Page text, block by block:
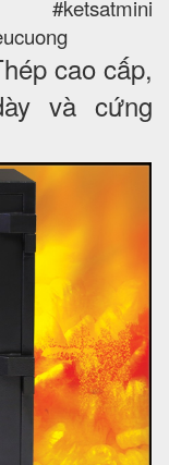
#ketsatmini
cao cấp,
và cứng